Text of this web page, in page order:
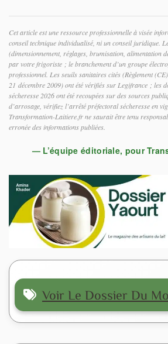
Cet article est une ressource professionnelle à visée
conseil technique individualisé, ni un conseil juridique.
(dimensionnement, réglages, brumisation, alimentation
par votre frigoriste ; le branchement d’un groupe
professionnel. Les seuils sanitaires cités (Règlement
21 décembre 2009) ont été vérifiés sur Legifrance ; les
sécheresse 2026 ont été recoupées sur des sources
d’arrosage, vérifiez l’arrêté préfectoral sécheresse en
Transformation-Laitiere.fr ne saurait être tenu
erronée des informations publiées.
— L’équipe éditoriale, pour
Voir Le Dossier Du